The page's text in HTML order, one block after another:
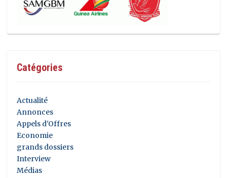
Catégories
Actualité
Annonces
Appels d'Offres
Economie
grands dossiers
Interview
Médias